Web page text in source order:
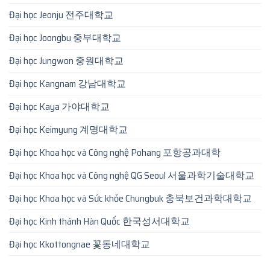
Đại học Jeonju 전주대학교
Đại học Joongbu 중부대학교
Đại học Jungwon 중원대학교
Đại học Kangnam 강남대학교
Đại học Kaya 가야대학교
Đại học Keimyung 계명대학교
Đại học Khoa học và Công nghệ Pohang 포항공과대학
Đại học Khoa học và Công nghệ QG Seoul 서울과학기술대학교
Đại học Khoa học và Sức khỏe Chungbuk 충북보건과학대학교
Đại học Kinh thánh Hàn Quốc 한국성서대학교
Đại học Kkottongnae 꽃동네대학교